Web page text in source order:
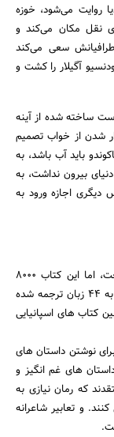
روایت می‌شود، خوزه
نقل مکان می‌کند و
سعی می‌کند
آگیلار را کشت و
ساخته شده از آینه
شدن از خواب تصمیم
باید آب باشد، به
بیرون نداشت، به
اجازه ورود به
چهار کتاب قبلی مارکز در مجموع ۲۵۰۰ نسخه فروخت، اما این کتاب ۸۰۰۰
نسخه در قلمرو خودش فروخت. این کتاب که تاکنون به 44 زبان ترجمه شده
کتاب های اسپانیایی
برای نوشتن داستان های
های غم انگیز و
که رمان نیازی به
و تعابیر شاعرانه